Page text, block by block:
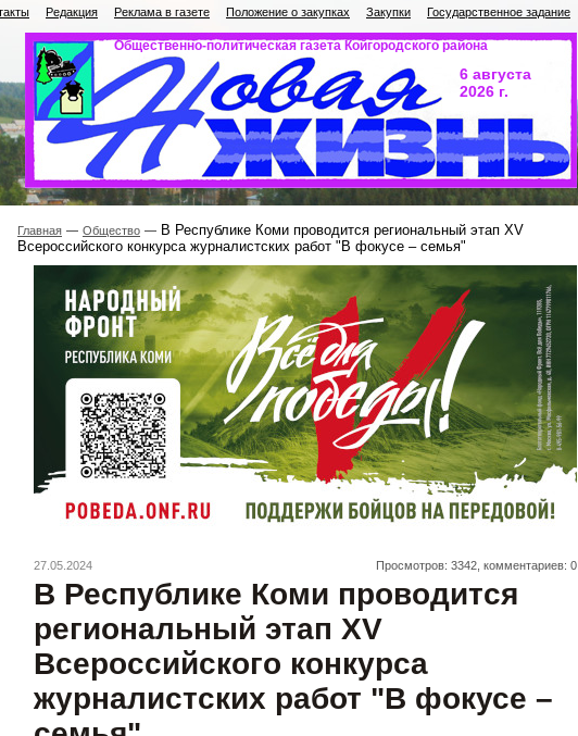
Редакция Реклама в газете Положение о закупках Закупки Государственное задание
Общественно-политическая газета Койгородского района
6 августа
2026 г.
Главная Общество
В Республике Коми проводится региональный этап XV
Всероссийского конкурса журналистских работ "В фокусе – семья"
27.05.2024 Просмотров: 3342, комментариев: 0
В Республике Коми проводится
региональный этап XV
Всероссийского конкурса
журналистских работ "В фокусе –